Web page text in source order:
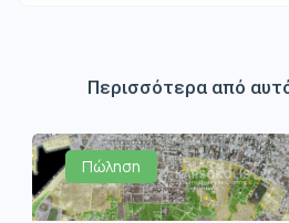
Περισσότερα από
Πώληση